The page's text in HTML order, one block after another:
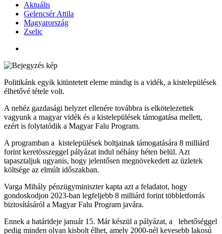
Aktuális
Gelencsér Attila
Magyarország
Zselic
Politikánk egyik kitüntetett eleme mindig is a vidék, a kistelepülések
élhetővé tétele volt.
A nehéz gazdasági helyzet ellenére továbbra is elkötelezettek
vagyunk a magyar vidék és a kistelepülések támogatása mellett,
ezért is folytatódik a Magyar Falu Program.
A programban a kistelepülések boltjainak támogatására 8 milliárd
forint keretösszeggel pályázat indul néhány héten belül. Azt
tapasztaljuk ugyanis, hogy jelentősen megnövekedett az üzletek
költsége az elmúlt időszakban.
Varga Mihály pénzügyminiszter kapta azt a feladatot, hogy
gondoskodjon 2023-ban legfeljebb 8 milliárd forint többletforrás
biztosításáról a Magyar Falu Program javára.
Ennek a határideje január 15. Már készül a pályázat, a lehetőséggel
pedig minden olyan kisbolt élhet, amely 2000-nél kevesebb lakosú